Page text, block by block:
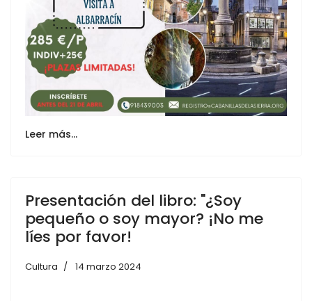
Leer más…
Presentación del libro: "¿Soy
pequeño o soy mayor? ¡No me
líes por favor!
Cultura 14 marzo 2024